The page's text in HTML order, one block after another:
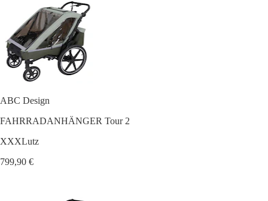
ABC Design
FAHRRADANHÄNGER Tour 2
XXXLutz
799,90 €